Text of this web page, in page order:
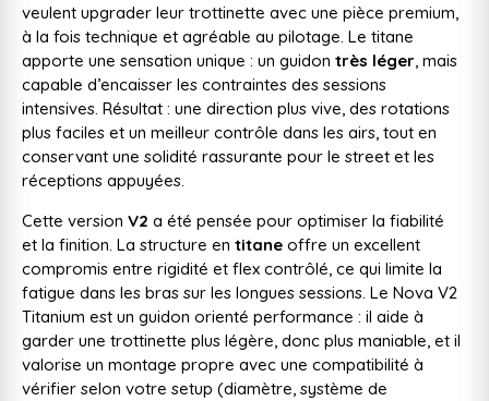
veulent upgrader leur trottinette avec une pièce premium,
à la fois technique et agréable au pilotage. Le titane
apporte une sensation unique : un guidon très léger, mais
capable d’encaisser les contraintes des sessions
intensives. Résultat : une direction plus vive, des rotations
plus faciles et un meilleur contrôle dans les airs, tout en
conservant une solidité rassurante pour le street et les
réceptions appuyées.
Cette version V2 a été pensée pour optimiser la fiabilité
et la finition. La structure en titane offre un excellent
compromis entre rigidité et flex contrôlé, ce qui limite la
fatigue dans les bras sur les longues sessions. Le Nova V2
Titanium est un guidon orienté performance : il aide à
garder une trottinette plus légère, donc plus maniable, et il
valorise un montage propre avec une compatibilité à
vérifier selon votre setup (diamètre, système de